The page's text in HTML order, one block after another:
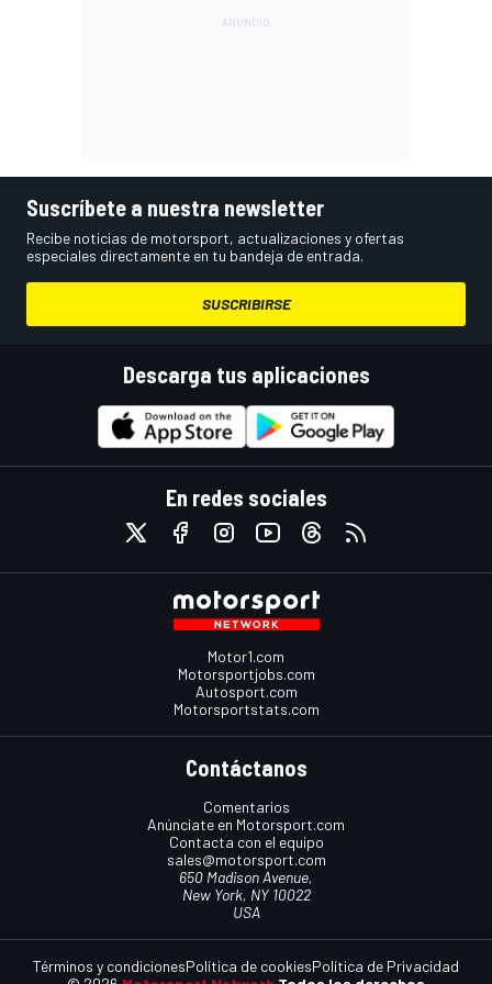
Suscríbete a nuestra newsletter
Recibe noticias de motorsport, actualizaciones y ofertas
especiales directamente en tu bandeja de entrada.
SUSCRIBIRSE
Descarga tus aplicaciones
En redes sociales
Motor1.com
Motorsportjobs.com
Autosport.com
Motorsportstats.com
Contáctanos
Comentarios
Anúnciate en Motorsport.com
Contacta con el equipo
sales@motorsport.com
650 Madison Avenue,
New York, NY 10022
USA
Términos y condicionesPolítica de cookiesPolítica de Privacidad